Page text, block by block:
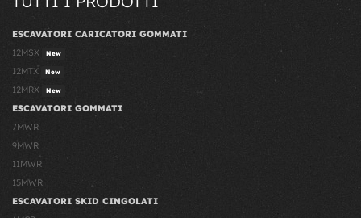
ESCAVATORI CARICATORI GOMMATI
12MSX
New
12MTX New
12MRX New
ESCAVATORI GOMMATI
7MWR
9MWR
11MWR
15MWR
ESCAVATORI SKID CINGOLATI